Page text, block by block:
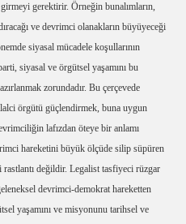
gerektirir. Örneğin bunalımların,
ve devrimci olanakların büyüyeceği
siyasal mücadele koşullarının
siyasal ve örgütsel yaşamını bu
zorundadır. Bu çerçevede
örgütü güçlendirmek, buna uygun
lafızdan öteye bir anlamı
hareketini büyük ölçüde silip süpüren
değildir. Legalist tasfiyeci rüzgar
devrimci-demokrat hareketten
yaşamını ve misyonunu tarihsel ve